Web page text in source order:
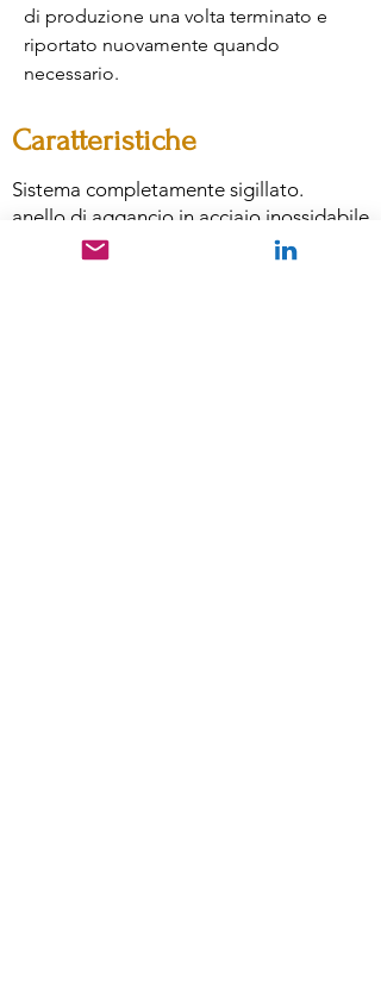
di produzione una volta terminato e
riportato nuovamente quando
necessario.
Caratteristiche
Sistema completamente sigillato.
anello di aggancio in acciaio inossidabile.
Telaio di supporto in acciaio inox.